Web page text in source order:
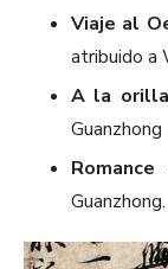
Viaje al
atribuido a
A la
Guanzhong
Guanzhong.